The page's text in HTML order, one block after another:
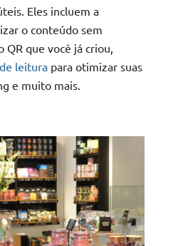
Eles incluem a
o conteúdo sem
que você já criou,
leitura para otimizar suas
e muito mais.